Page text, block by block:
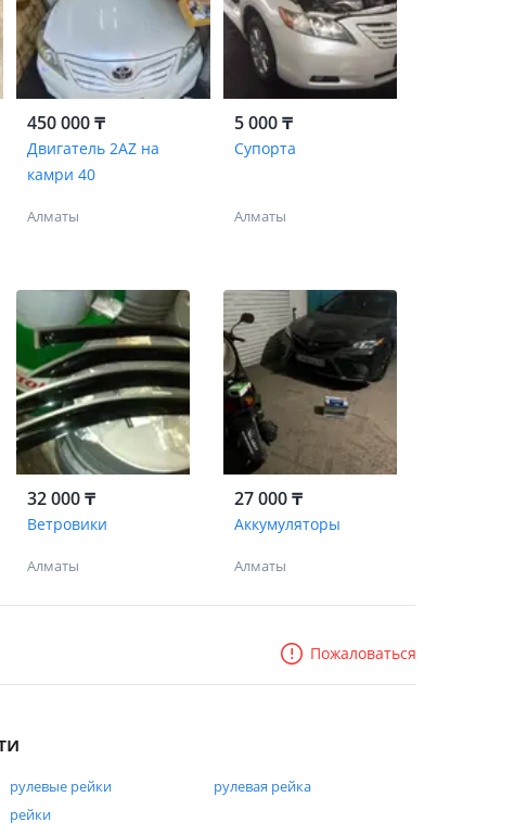
450 000 ₸
Двигатель 2AZ на
камри 40
Алматы
5 000 ₸
Супорта
Алматы
32 000 ₸
Ветровики
Алматы
27 000 ₸
Аккумуляторы
Алматы
Пожаловаться
рулевые рейки
рулевая рейка
рейки